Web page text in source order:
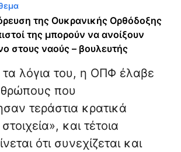
της Ουκρανικής Ορθόδοξης
της μπορούν να ανοίξουν
στους ναούς – βουλευτής
λόγια του, η ΟΠΦ έλαβε
που
τεράστια κρατικά
και τέτοια
ότι συνεχίζεται και